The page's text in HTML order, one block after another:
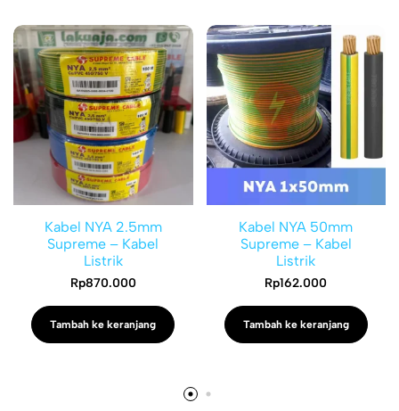
Kabel NYA 2.5mm
Supreme – Kabel
Listrik
Rp870.000
Tambah ke keranjang
Kabel NYA 50mm
Supreme – Kabel
Listrik
Rp162.000
Tambah ke keranjang